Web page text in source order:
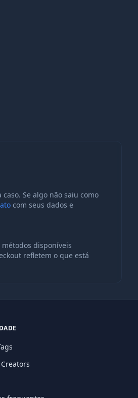
Se algo não saiu como
com seus dados e
disponíveis
refletem o que está